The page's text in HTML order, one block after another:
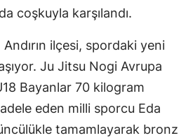
coşkuyla karşılandı.
Andırın ilçesi, spordaki yeni
Ju Jitsu Nogi Avrupa
Bayanlar 70 kilogram
eden milli sporcu Eda
tamamlayarak bronz